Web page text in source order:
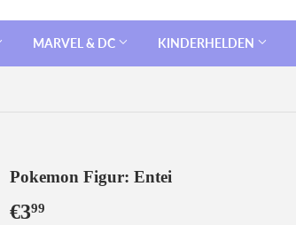
MARVEL & DC KINDERHELDEN
Pokemon Figur: Entei
€399